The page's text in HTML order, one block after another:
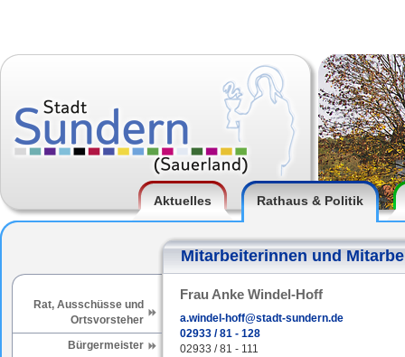
Aktuelles Rathaus & Politik
Mitarbeiterinnen und
Rat, Ausschüsse und
Ortsvorsteher
Bürgermeister
Frau Anke Windel-Hoff
a.windel-hoff@stadt-sundern.de
02933 / 81 - 128
02933 / 81 - 111